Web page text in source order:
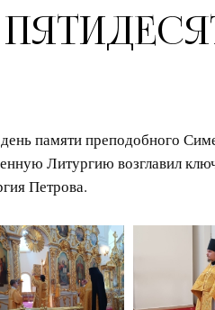
памяти преподобного
Литургию возглавил
Петрова.